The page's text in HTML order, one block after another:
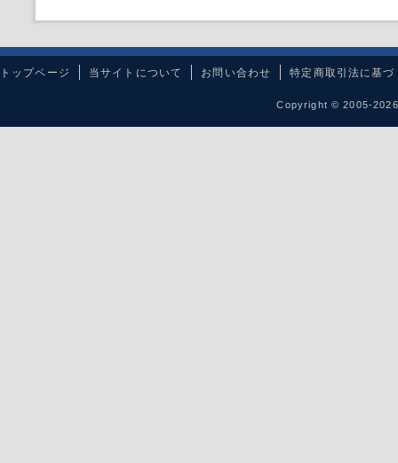
トップページ 当サイトについて お問い合わせ 特定商取引法に基づ
Copyright © 2005-